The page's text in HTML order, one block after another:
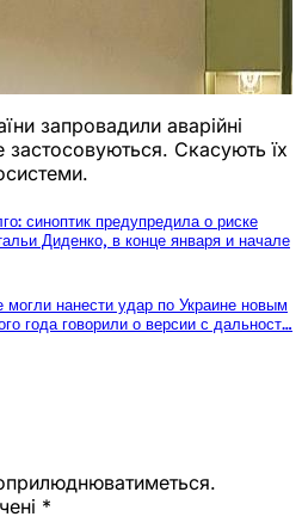
запровадили аварійні
застосовуються. Скасують їх
синоптик предупредила о риске
Диденко, в конце января и начале
нанести удар по Украине новым
года говорили о версии с дальност…
*